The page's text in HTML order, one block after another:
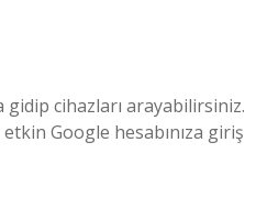
gidip cihazları arayabilirsiniz.
Google hesabınıza giriş